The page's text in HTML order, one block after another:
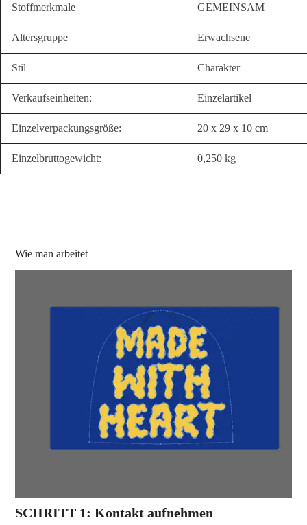
Stoffmerkmale GEMEINSAM
Altersgruppe Erwachsene
Stil Charakter
Verkaufseinheiten: Einzelartikel
Einzelverpackungsgröße: 20 x 29 x 10 cm
Einzelbruttogewicht: 0,250 kg
Wie man arbeitet
SCHRITT 1: Kontakt aufnehmen